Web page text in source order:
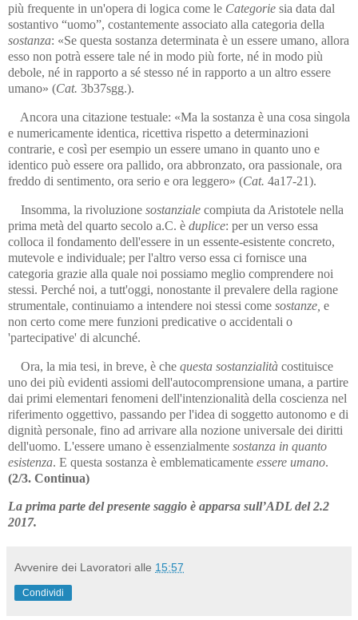
più frequente in un'opera di logica come le Categorie sia data dal
sostantivo “uomo”, costantemente associato alla categoria della
sostanza: «Se questa sostanza determinata è un essere umano, allora
esso non potrà essere tale né in modo più forte, né in modo più
debole, né in rapporto a sé stesso né in rapporto a un altro essere
umano» (Cat. 3b37sgg.).
Ancora una citazione testuale: «Ma la sostanza è una cosa singola
e numericamente identica, ricettiva rispetto a determinazioni
contrarie, e così per esempio un essere umano in quanto uno e
identico può essere ora pallido, ora abbronzato, ora passionale, ora
freddo di sentimento, ora serio e ora leggero» (Cat. 4a17-21).
Insomma, la rivoluzione sostanziale compiuta da Aristotele nella
pri­ma metà del quarto secolo a.C. è duplice: per un verso essa
colloca il fondamento dell'essere in un essente-esistente concreto,
mutevole e individuale; per l'altro verso essa ci fornisce una
categoria grazie alla quale noi possiamo meglio comprendere noi
stessi. Perché noi, a tut­t'og­gi, nonostante il prevalere della ragione
strumentale, continuia­mo a intendere noi stessi come sostanze, e
non certo come mere fun­zioni predicative o accidentali o
'partecipative' di alcunché.
Ora, la mia tesi, in breve, è che questa sostanzialità costituisce
uno dei più evidenti assiomi dell'autocomprensione umana, a partire
dai primi elementari fenomeni dell'intenzionalità della coscienza nel
ri­fe­ri­mento oggettivo, passando per l'idea di soggetto autonomo e di
dignità personale, fino ad arrivare alla nozione universale dei diritti
del­l'uo­mo. L'essere umano è essenzialmente sostanza in quanto
esistenza. E questa sostanza è emblematicamente essere umano.
(2/3. Continua)
La prima parte del presente saggio è apparsa sull’ADL del 2.2
2017.
Avvenire dei Lavoratori alle 15:57
Condividi